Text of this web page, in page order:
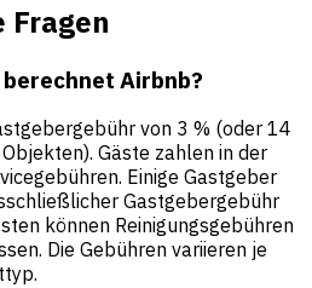
Airbnb?
von 3 % (oder 14
Gäste zahlen in der
Einige Gastgeber
Gastgebergebühr
können Reinigungsgebühren
Die Gebühren variieren je